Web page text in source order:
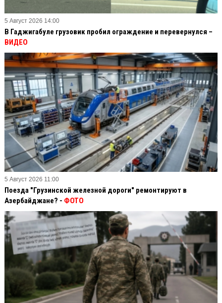
5 Август 2026 14:00
В Гаджигабуле грузовик пробил ограждение и перевернулся –
ВИДЕО
5 Август 2026 11:00
Поезда "Грузинской железной дороги" ремонтируют в
Азербайджане? - ФОТО